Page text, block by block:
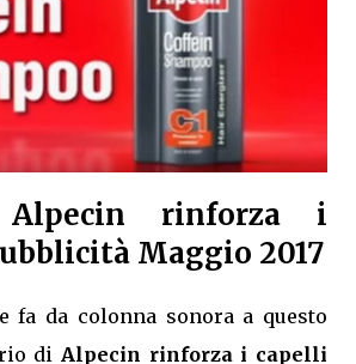
Alpecin rinforza i
Maggio 2017
fa da colonna sonora a questo
di Alpecin rinforza i capelli